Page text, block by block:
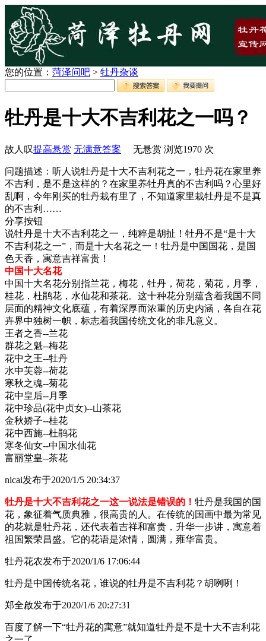
您的位置： 菏泽问吧 > 牡丹杂谈
牡丹是十大不吉利花之一吗？
故人叹提高悬赏 无满意答案 无悬赏 浏览1970 次
问题描述：听人说牡丹是十大不吉利花之一，牡丹花在家里养
不吉利，是不是这样的？在家里养牡丹真的不吉利吗？心里好
乱啊，今年刚买的牡丹栽有里了，不知道家里栽牡丹是不是真
的不吉利……
分享按钮
说牡丹是十大不吉利花之一，纯粹是胡扯！牡丹不是“是十大
不吉利花之一”，而是十大名花之一！牡丹是中国国花，是国
色天香，寓意吉祥富贵！
中国十大名花
中国十大名花分别指兰花，梅花，牡丹，荷花，菊花，月季，
桂花，杜鹃花，水仙花和茶花。这十种花分别蕴含着我国不同
层面的精神文化底蕴，有着深厚而浓重的历史内涵，各自在花
卉界中独树一帜，标志着我国传统文化的非凡意义。
王者之香--兰花
群花之魁--梅花
花中之王--牡丹
水中芙蓉--荷花
寒秋之魂--菊花
花中皇后--月季
花中珍品(花中贞女)--山茶花
金秋娇子--桂花
花中西施--杜鹃花
寒冬仙女--中国水仙花
富丽堂皇--茶花
nicai发布于2020/1/5 20:34:37
牡丹是十大不吉利花之一这一说法是错误的！ 牡丹是我国的国
花，象征着气质典雅，很高贵的人。在传统的国画中最为常见
的花就是牡丹花，还代表着吉祥和富贵，升华一步讲，寓意着
祖国繁荣昌盛。它的花语是浓情，圆满，雍华富贵。
牡丹花农发布于2020/1/6 17:06:44
牡丹是中国传统名花，谁说的牡丹是不吉利花？胡咧咧！
郑全啟发布于2020/1/6 20:27:31
百度了解一下“牡丹花的寓意”就知道牡丹是不是十大不吉利花